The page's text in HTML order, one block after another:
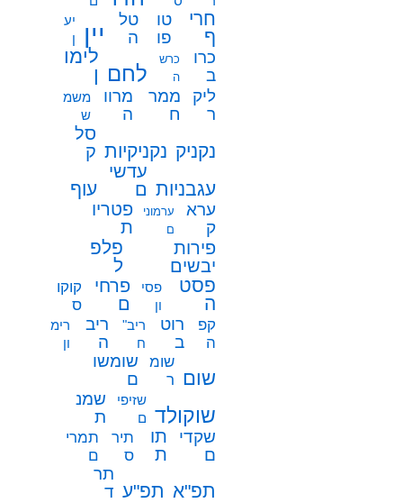
חרי
ף
טו
פו
טל
ה
יין
יע
ן
כרו
ב
כרש
ה
לחם
לימו
ן
ליק
ר
ממר
ח
מרוו
ה
משמ
ש
נקניק נקניקיות
סל
ק
עגבניות
עדשי
ם
עוף
ערא
ק
ערמוני
ם
פטריו
ת
פירות
יבשים
פלפ
ל
פסט
ה
פסי
ון
פרחי
ם
קוקו
ס
קפ
ה
רוט
ב
ריב"
ח
ריב
ה
רימ
ון
שום
שומ
ר
שומשו
ם
שוקולד
שזיפי
ם
שמנ
ת
שקדי
ם
תו
ת
תיר
ס
תמרי
ם
תפ"א תפ"ע
תר
ד